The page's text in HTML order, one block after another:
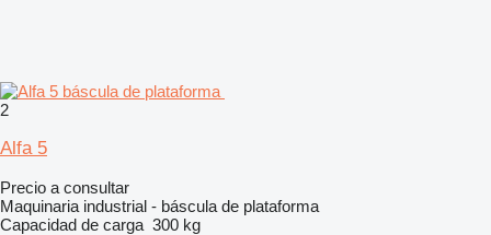
2
Alfa 5
Precio a consultar
Maquinaria industrial - báscula de plataforma
Capacidad de carga 300 kg